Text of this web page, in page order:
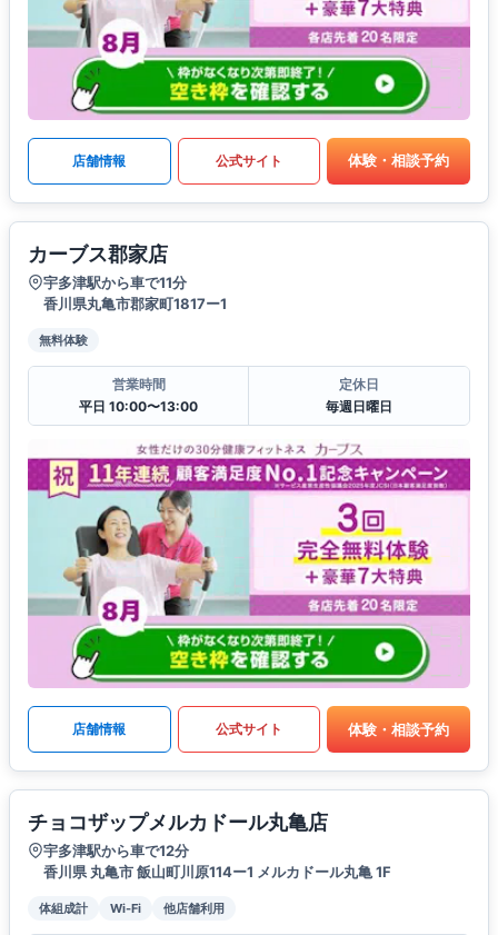
店舗情報 公式サイト 体験・相談予約
カーブス郡家店
宇多津駅から車で11分
香川県丸亀市郡家町1817ー1
無料体験
営業時間
平日 10:00〜13:00
定休日
毎週日曜日
店舗情報 公式サイト 体験・相談予約
チョコザップメルカドール丸亀店
宇多津駅から車で12分
香川県 丸亀市 飯山町川原114ー1 メルカドール丸亀 1F
体組成計 Wi-Fi 他店舗利用